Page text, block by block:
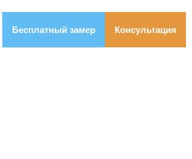
Бесплатный замер Консультация